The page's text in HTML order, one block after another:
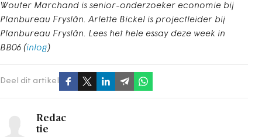
Wouter Marchand is senior-onderzoeker economie bij
Planbureau Fryslân. Arlette Bickel is projectleider bij
Planbureau Fryslân. Lees het hele essay deze week in
BB06 (inlog)
Deel dit artikel
Redac
tie